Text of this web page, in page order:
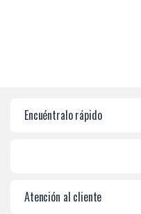
Encuéntralo rápido
Atención al cliente